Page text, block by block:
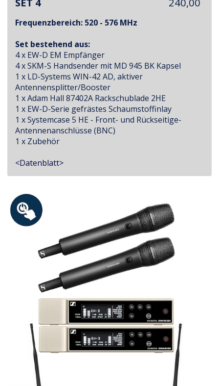
Frequenzbereich: 520 - 576 MHz
Set bestehend aus:
4 x EW-D EM Empfänger
4 x SKM-S Handsender mit MD 945 BK Kapsel
1 x LD-Systems WIN-42 AD, aktiver
Antennensplitter/Booster
1 x Adam Hall 87402A Rackschublade 2HE
1 x EW-D-Serie gefrästes Schaumstoffinlay
1 x Systemcase 5 HE - Front- und Rückseitige-
Antennenanschlüsse (BNC)
1 x Zubehör
<Datenblatt>